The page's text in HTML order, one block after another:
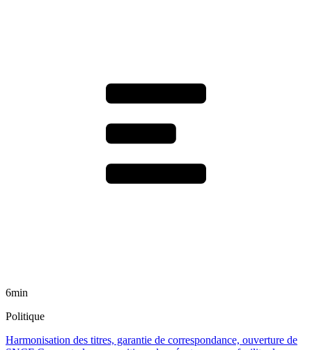
6min
Politique
Harmonisation des titres, garantie de correspondance, ouverture de